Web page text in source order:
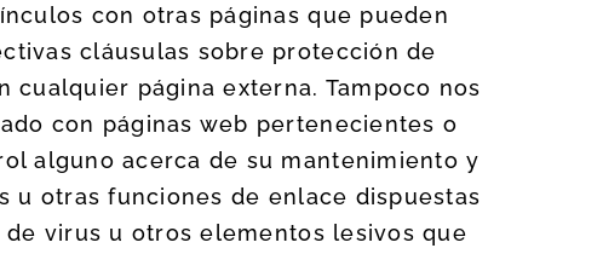
con otras páginas que pueden
cláusulas sobre protección de
página externa. Tampoco nos
con páginas web pertenecientes o
alguno acerca de su mantenimiento y
u otras funciones de enlace dispuestas
virus u otros elementos lesivos que